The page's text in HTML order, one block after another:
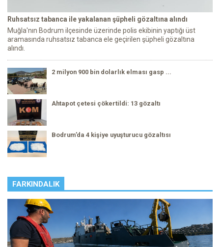
Ruhsatsız tabanca ile yakalanan şüpheli gözaltına alındı
Muğla'nın Bodrum ilçesinde üzerinde polis ekibinin yaptığı üst
aramasında ruhsatsız tabanca ele geçirilen şüpheli gözaltına
alındı.
2 milyon 900 bin dolarlık elması gasp ...
Ahtapot çetesi çökertildi: 13 gözaltı
Bodrum’da 4 kişiye uyuşturucu gözaltısı
FARKINDALIK